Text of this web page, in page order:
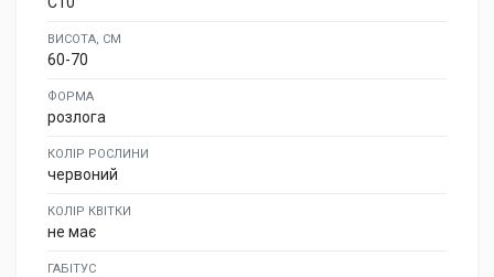
ВИСОТА, СМ
60-70
ФОРМА
розлога
КОЛІР РОСЛИНИ
червоний
КОЛІР КВІТКИ
не має
ГАБІТУС